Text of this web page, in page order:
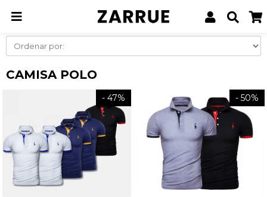
Página inicial Homens Camisa Polo
CAMISA POLO
- 47% - 50%